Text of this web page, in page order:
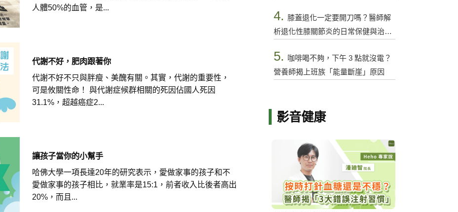
人體50%的血管，是...
代謝不好，肥肉跟著你
代謝不好不只與胖瘦、美醜有關。其實，代謝的重要性，
可是攸關性命！ 與代謝症候群相關的死因佔國人死因
31.1%，超越癌症2...
讓孩子當你的小幫手
哈佛大學一項長達20年的研究表示，愛做家事的孩子和不
愛做家事的孩子相比，就業率是15:1，前者收入比後者高出
20%，而且...
4. 膝蓋退化一定要開刀嗎？醫師解
析退化性膝關節炎的日常保健與治療
5.
咖啡喝不夠，下午 3 點就沒電？
營養師揭上班族「能量斷崖」原因
影音健康